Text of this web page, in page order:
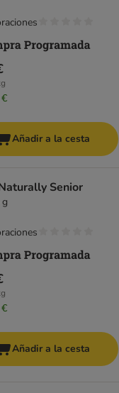
Añadir a la cesta
Senior
Añadir a la cesta